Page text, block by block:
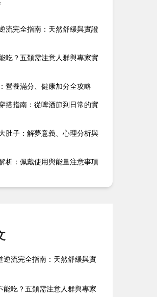
流完全指南：天然舒緩與實證
吃？五類需注意人群與專家實
營養滿分、健康加分全攻略
搭指南：從啤酒節到日常的實
肚子：解夢意義、心理分析與
析：佩戴使用與能量注意事項
逆流完全指南：天然舒緩與實
能吃？五類需注意人群與專家